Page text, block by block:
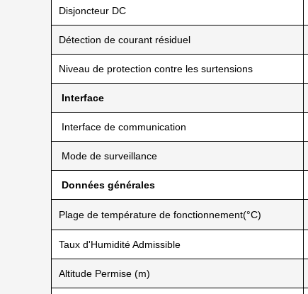
Disjoncteur DC
Détection de courant résiduel
Niveau de protection contre les surtensions
Interface
Interface de communication
Mode de surveillance
Données générales
Plage de température de fonctionnement(°C)
Taux d'Humidité Admissible
Altitude Permise (m)